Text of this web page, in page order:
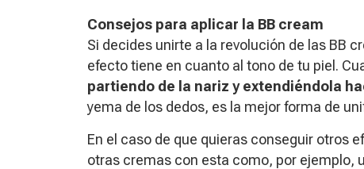
Consejos para aplicar la BB cream
Si decides unirte a la revolución de las BB
efecto tiene en cuanto al tono de tu piel.
partiendo de la nariz y extendiéndola
yema de los dedos, es la mejor forma de
En el caso de que quieras conseguir otros
otras cremas con esta como, por ejemplo,